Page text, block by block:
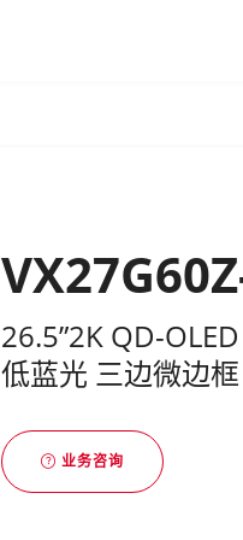
26.5”2K QD-
低蓝光 三边微边
业务咨询